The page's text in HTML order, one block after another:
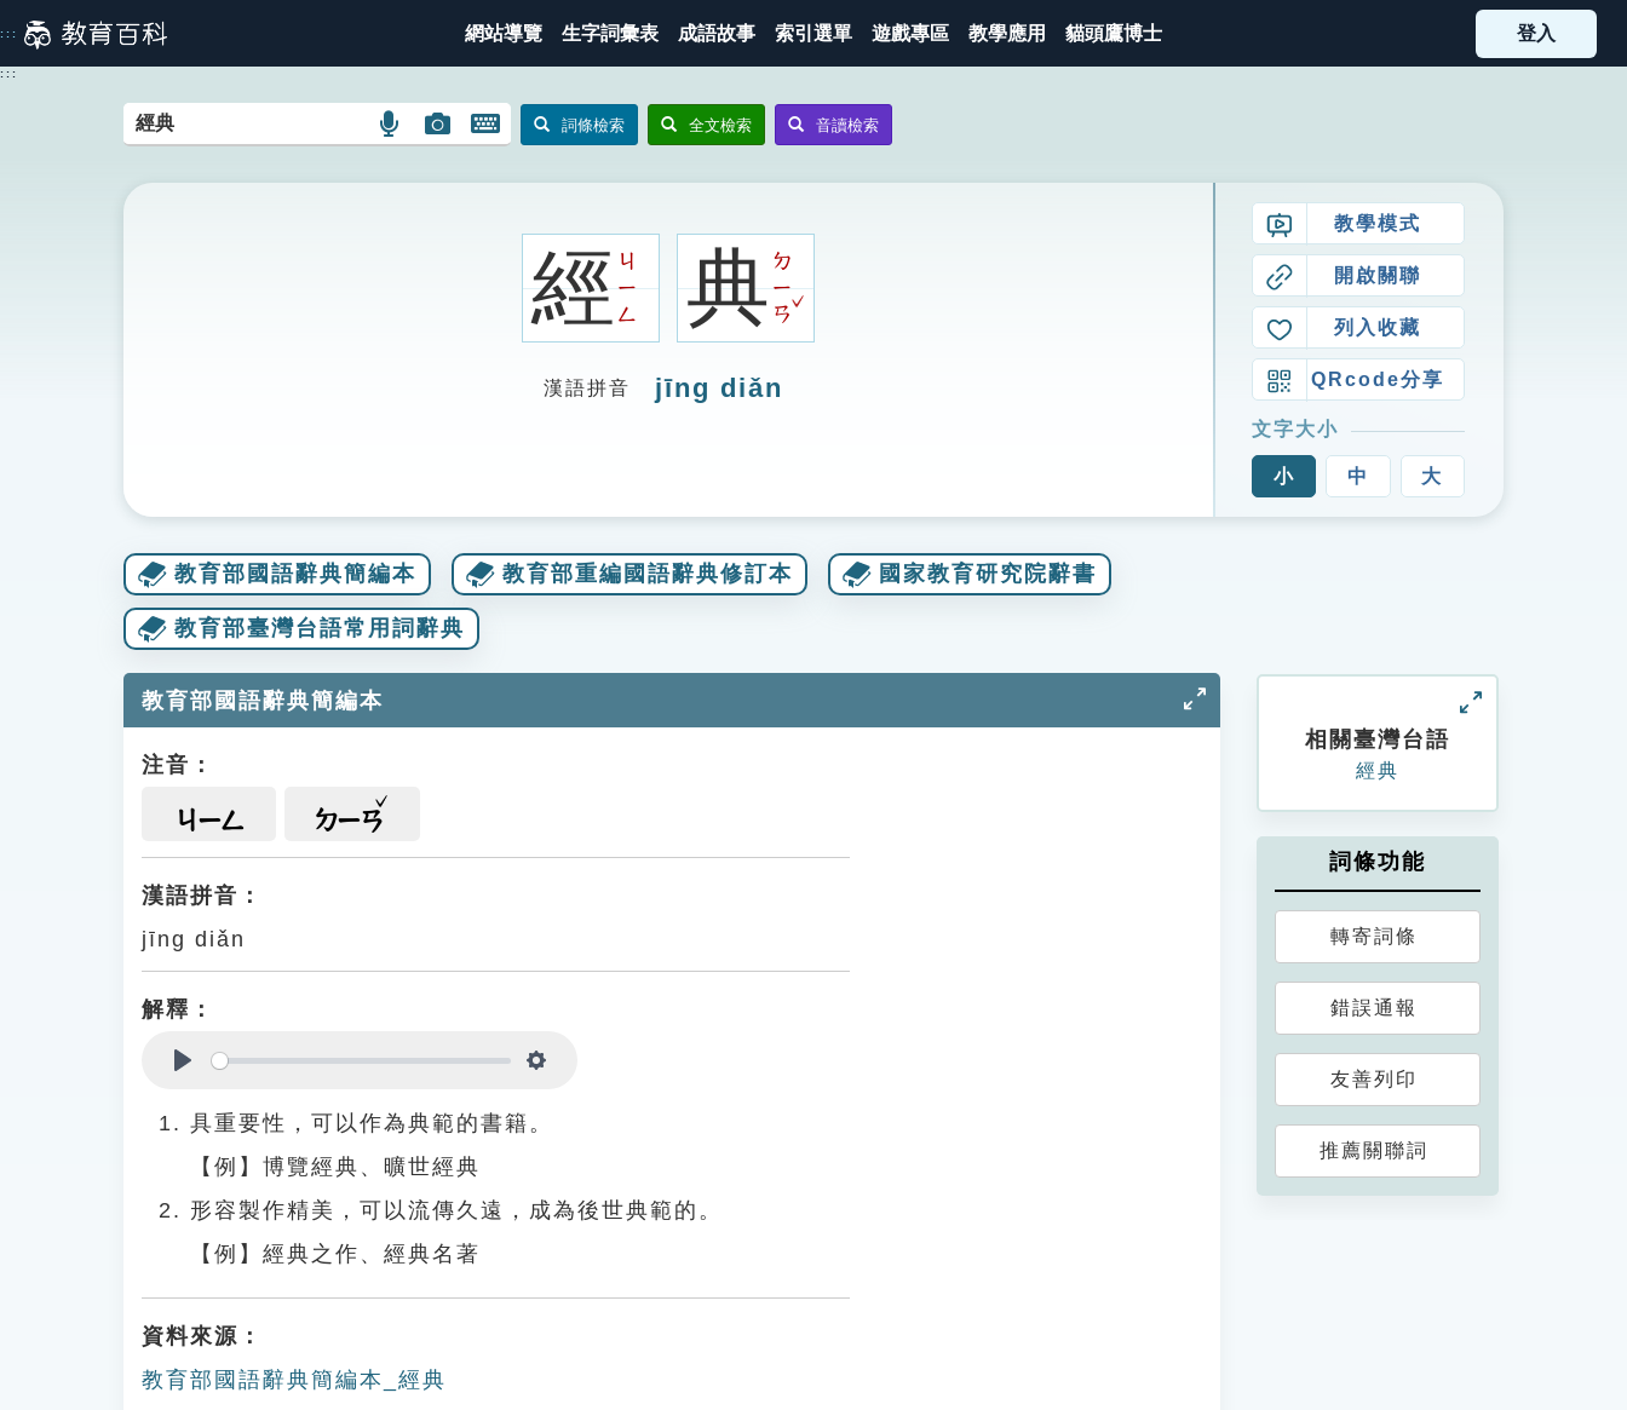
到
主
::: 網站導覽 生字詞彙表 成語故事 索引選單 遊戲專區 教學應用 貓頭鷹博士 登入
:::
語
搜
圖
搜
開
鍵
詞條檢索 全文檢索 音讀檢索
經ㄐ
ㄧ
ㄥ
典ㄉ
ㄧ
ㄢ
ˇ
漢語拼音 jīng diǎn
教學模式
開啟關聯
列入收藏
QRcode分享
文字大小
小 中 大
教育部國語辭典簡編本 教育部重編國語辭典修訂本 國家教育研究院辭書
教育部臺灣台語常用詞辭典
教育部國語辭典簡編本
注音：
ㄐㄧㄥ ㄉㄧㄢ
漢語拼音：
jīng diǎn
解釋：
具重要性，可以作為典範的書籍。
【例】博覽經典、曠世經典
形容製作精美，可以流傳久遠，成為後世典範的。
【例】經典之作、經典名著
資料來源：
教育部國語辭典簡編本_經典
相關臺灣台語
經典
詞條功能
轉寄詞條
錯誤通報
友善列印
推薦關聯詞